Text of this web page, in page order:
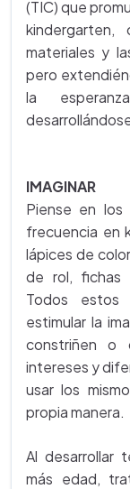
(TIC) que
materiales y
pero
la
IMAGINAR
Piense en los
frecuencia en
lápices de
de rol, fichas
Todos estos
estimular la
constriñen o
intereses y
usar los
propia manera.
Al desarrollar
más edad,